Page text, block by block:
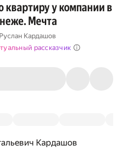
квартиру у компании в
Мечта
Руслан Кардашов
рассказчик
Кардашов